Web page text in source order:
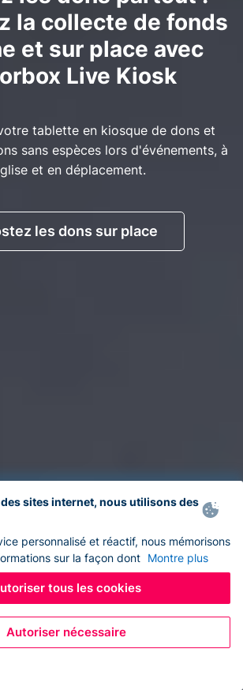
la collecte de fonds
et sur place avec
Live Kiosk
tablette en kiosque de dons et
sans espèces lors d'événements, à
et en déplacement.
les dons sur place
sites internet, nous utilisons des
personnalisé et réactif, nous mémorisons
sur la façon dont Montre plus
tous les cookies
Autoriser nécessaire